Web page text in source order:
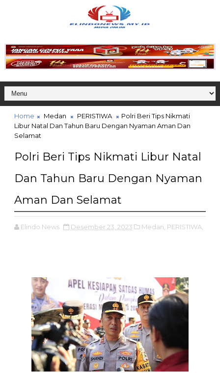
Home Medan PERISTIWA
Polri Beri Tips Nikmati
Libur Natal Dan Tahun Baru Dengan Nyaman Aman Dan
Selamat
Polri Beri Tips Nikmati Libur Natal
Dan Tahun Baru Dengan Nyaman
Aman Dan Selamat
Elindo News Desember 23, 2023 Medan, PERISTIWA,